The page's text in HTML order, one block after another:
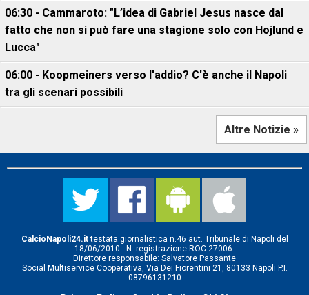
06:30 - Cammaroto: "L’idea di Gabriel Jesus nasce dal
fatto che non si può fare una stagione solo con Hojlund e
Lucca"
06:00 - Koopmeiners verso l'addio? C'è anche il Napoli
tra gli scenari possibili
Altre Notizie »
CalcioNapoli24.ittestata giornalistica n.46 aut. Tribunale di Napoli del
18/06/2010 - N. registrazione ROC-27006.
Direttore responsabile: Salvatore Passante
Social Multiservice Cooperativa, Via Dei Fiorentini 21, 80133 Napoli P.I.
08796131210